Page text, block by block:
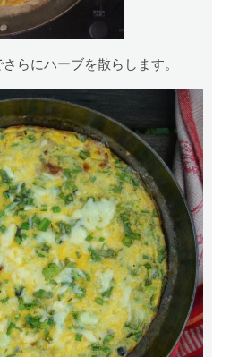
らにハーブを散らします。